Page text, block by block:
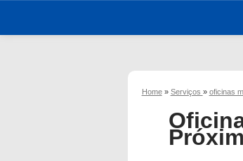
Home » Serviços » oficinas